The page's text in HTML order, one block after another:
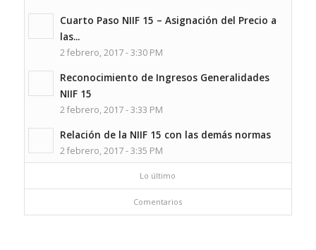
Cuarto Paso NIIF 15 – Asignación del Precio a
las...
2 febrero, 2017 - 3:30 PM
Reconocimiento de Ingresos Generalidades
NIIF 15
2 febrero, 2017 - 3:33 PM
Relación de la NIIF 15 con las demás normas
2 febrero, 2017 - 3:35 PM
Lo último
Comentarios